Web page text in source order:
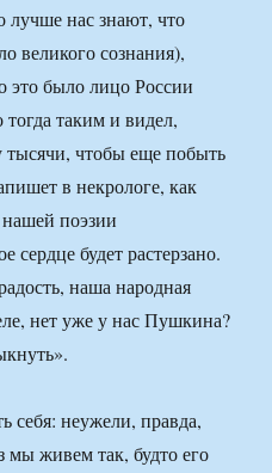
лучше нас знают, что
великого сознания),
это было лицо России
таким и видел,
тысячи, чтобы еще побыть
в некрологе, как
поэзии
сердце будет растерзано.
наша народная
нет уже у нас Пушкина?
себя: неужели, правда,
живем так, будто его